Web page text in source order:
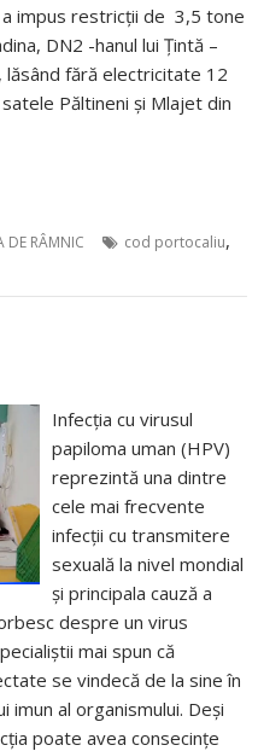
impus restricții de 3,5 tone
DN2 -hanul lui Țintă –
fără electricitate 12
Păltineni și Mlajet din
DE RÂMNIC cod portocaliu,
Infecția cu virusul
papiloma uman (HPV)
reprezintă una dintre
cele mai frecvente
infecții cu transmitere
sexuală la nivel mondial
și principala cauză a
despre un virus
mai spun că
se vindecă de la sine în
imun al organismului. Deși
poate avea consecințe